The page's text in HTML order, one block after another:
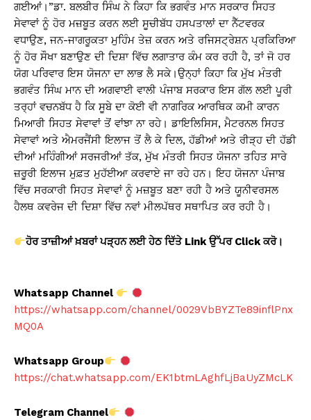
ਗਈਆਂ।”ਡਾ. ਬਲਬੀਰ ਸਿੰਘ ਨੇ ਕਿਹਾ ਕਿ ਭਗਵੰਤ ਮਾਨ ਸਰਕਾਰ ਸਿਹਤ
ਸੇਵਾਵਾਂ ਨੂੰ ਹੋਰ ਮਜ਼ਬੂਤ ਕਰਨ ਲਈ ਸੂਚੀਬੱਧ ਹਸਪਤਾਲਾਂ ਦਾ ਨੈੱਟਵਰਕ
ਵਧਾਉਣ, ਜਨ-ਜਾਗਰੂਕਤਾ ਮੁਹਿੰਮ ਤੇਜ਼ ਕਰਨ ਅਤੇ ਰਜਿਸਟ੍ਰੇਸ਼ਨ ਪ੍ਰਕਿਰਿਆ
ਨੂੰ ਹੋਰ ਸੌਖਾ ਬਣਾਉਣ ਦੀ ਦਿਸ਼ਾ ਵਿੱਚ ਲਗਾਤਾਰ ਕੰਮ ਕਰ ਰਹੀ ਹੈ, ਤਾਂ ਜੋ ਹਰ
ਯੋਗ ਪਰਿਵਾਰ ਇਸ ਯੋਜਨਾ ਦਾ ਲਾਭ ਲੈ ਸਕੇ।ਉਨ੍ਹਾਂ ਕਿਹਾ ਕਿ ਮੁੱਖ ਮੰਤਰੀ
ਭਗਵੰਤ ਸਿੰਘ ਮਾਨ ਦੀ ਅਗਵਾਈ ਵਾਲੀ ਪੰਜਾਬ ਸਰਕਾਰ ਇਸ ਗੱਲ ਲਈ ਪੂਰੀ
ਤਰ੍ਹਾਂ ਵਚਨਬੱਧ ਹੈ ਕਿ ਸੂਬੇ ਦਾ ਕੋਈ ਵੀ ਨਾਗਰਿਕ ਆਰਥਿਕ ਕਮੀ ਕਾਰਨ
ਮਿਆਰੀ ਸਿਹਤ ਸੇਵਾਵਾਂ ਤੋਂ ਵਾਂਝਾ ਨਾ ਰਹੇ। ਡਾਇਲਿਸਿਸ, ਮੈਟਰਨਲ ਸਿਹਤ
ਸੇਵਾਵਾਂ ਅਤੇ ਐਮਰਜੈਂਸੀ ਇਲਾਜ ਤੋਂ ਲੈ ਕੇ ਦਿਲ, ਹੱਡੀਆਂ ਅਤੇ ਰੀੜ੍ਹ ਦੀ ਹੱਡੀ
ਦੀਆਂ ਮਹਿੰਗੀਆਂ ਸਰਜਰੀਆਂ ਤੱਕ, ਮੁੱਖ ਮੰਤਰੀ ਸਿਹਤ ਯੋਜਨਾ ਤਹਿਤ ਸਾਰੇ
ਜ਼ਰੂਰੀ ਇਲਾਜ ਮੁਫ਼ਤ ਮੁਹੱਈਆ ਕਰਵਾਏ ਜਾ ਰਹੇ ਹਨ। ਇਹ ਯੋਜਨਾ ਪੰਜਾਬ
ਵਿੱਚ ਸਰਕਾਰੀ ਸਿਹਤ ਸੇਵਾਵਾਂ ਨੂੰ ਮਜ਼ਬੂਤ ਬਣਾ ਰਹੀ ਹੈ ਅਤੇ ਯੂਨੀਵਰਸਲ
ਹੈਲਥ ਕਵਰੇਜ ਦੀ ਦਿਸ਼ਾ ਵਿੱਚ ਨਵਾਂ ਮੀਲਪੱਥਰ ਸਥਾਪਿਤ ਕਰ ਰਹੀ ਹੈ।
ਹੋਰ ਤਾਜ਼ੀਆਂ ਖ਼ਬਰਾਂ ਪੜ੍ਹਨ ਲਈ ਹੇਠ ਦਿੱਤੇ Linkਉੱਪਰ Clickਕਰੋ।
Whatsapp Channel
https://whatsapp.com/channel/0029VbBYZTe89inflPnx
MQ0A
Whatsapp Group
https://chat.whatsapp.com/EK1btmLAghfLjBaUyZMcLK
Telegram Channel